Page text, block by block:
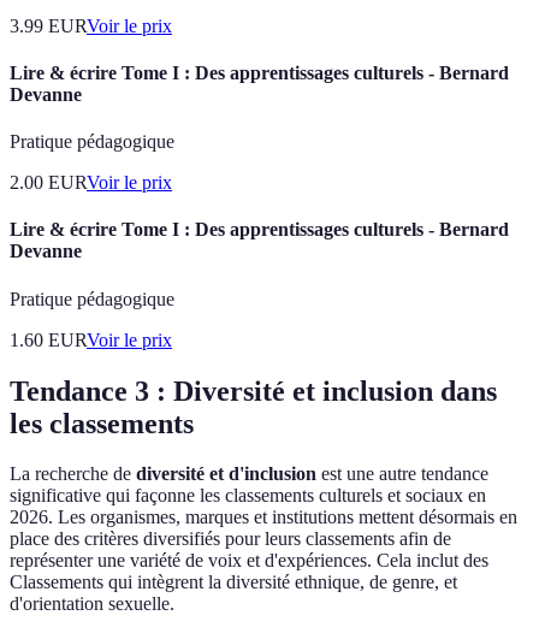
3.99 EURVoir le prix
Lire & écrire Tome I : Des apprentissages culturels - Bernard
Devanne
Pratique pédagogique
2.00 EURVoir le prix
Lire & écrire Tome I : Des apprentissages culturels - Bernard
Devanne
Pratique pédagogique
1.60 EURVoir le prix
Tendance 3 : Diversité et inclusion dans
les classements
La recherche de diversité et d'inclusion est une autre tendance
significative qui façonne les classements culturels et sociaux en
2026. Les organismes, marques et institutions mettent désormais en
place des critères diversifiés pour leurs classements afin de
représenter une variété de voix et d'expériences. Cela inclut des
Classements qui intègrent la diversité ethnique, de genre, et
d'orientation sexuelle.